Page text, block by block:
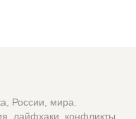
России, мира.
лайфхаки, конфликты,